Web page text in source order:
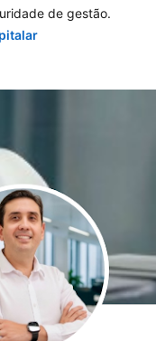
de gestão.